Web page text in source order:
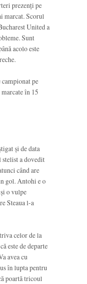
prezenți pe
marcat. Scorul
United a
Sunt
acolo este
pe
în 15
și de data
stelist a dovedit
când are
gol. Antohi e o
o vulpe
Steaua l-a
celor de la
este de departe
avea cu
în lupta pentru
poartă tricoul